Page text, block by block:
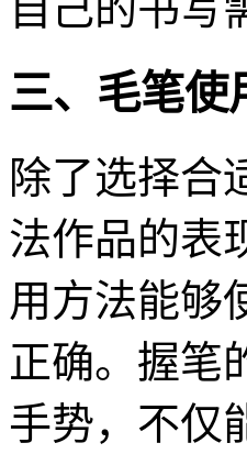
自己的书写
三、毛笔使
除了选择合
法作品的表
用方法能够
正确。握笔
手势，不仅